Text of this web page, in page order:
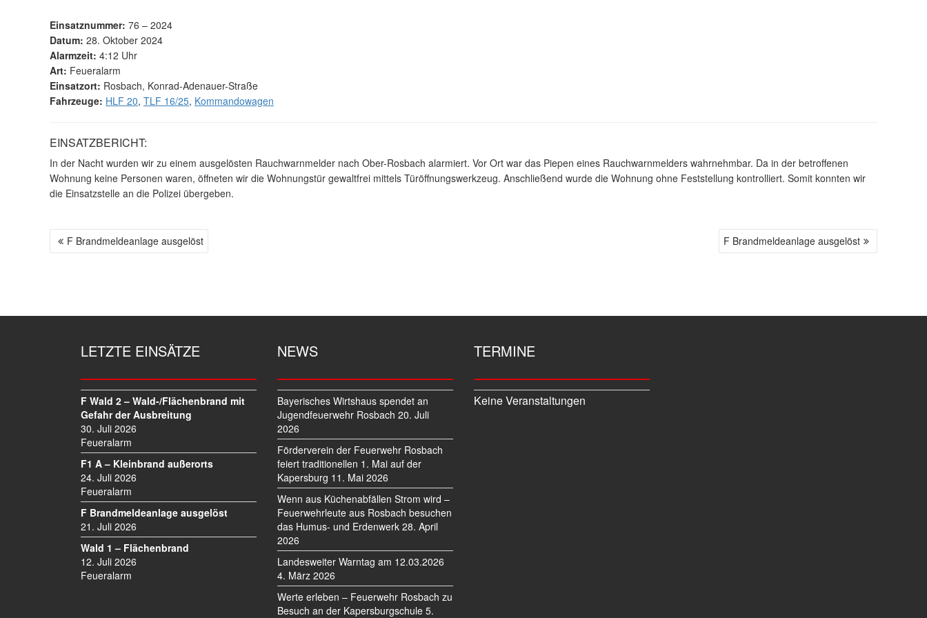
Einsatznummer: 76 – 2024
Datum: 28. Oktober 2024
Alarmzeit: 4:12 Uhr
Art: Feueralarm
Einsatzort: Rosbach, Konrad-Adenauer-Straße
Fahrzeuge: HLF 20, TLF 16/25, Kommandowagen
EINSATZBERICHT:
In der Nacht wurden wir zu einem ausgelösten Rauchwarnmelder nach Ober-Rosbach alarmiert. Vor Ort war das Piepen eines Rauchwarnmelders wahrnehmbar. Da in der betroffenen
Wohnung keine Personen waren, öffneten wir die Wohnungstür gewaltfrei mittels Türöffnungswerkzeug. Anschließend wurde die Wohnung ohne Feststellung kontrolliert. Somit konnten wir
die Einsatzstelle an die Polizei übergeben.
B
R
F Brandmeldeanlage ausgelöst F Brandmeldeanlage ausgelöst
LETZTE EINSÄTZE
F Wald 2 – Wald-/Flächenbrand mit
Gefahr der Ausbreitung
30. Juli 2026
Feueralarm
F1 A – Kleinbrand außerorts
24. Juli 2026
Feueralarm
F Brandmeldeanlage ausgelöst
21. Juli 2026
Wald 1 – Flächenbrand
12. Juli 2026
Feueralarm
NEWS
Bayerisches Wirtshaus spendet an
Jugendfeuerwehr Rosbach 20. Juli
2026
Förderverein der Feuerwehr Rosbach
feiert traditionellen 1. Mai auf der
Kapersburg 11. Mai 2026
Wenn aus Küchenabfällen Strom wird –
Feuerwehrleute aus Rosbach besuchen
das Humus- und Erdenwerk 28. April
2026
Landesweiter Warntag am 12.03.2026
4. März 2026
Werte erleben – Feuerwehr Rosbach zu
Besuch an der Kapersburgschule 5.
TERMINE
Keine Veranstaltungen